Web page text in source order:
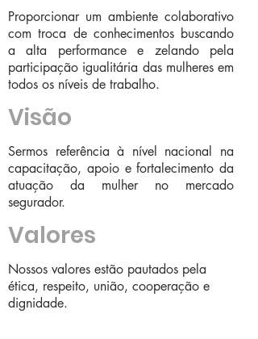
Proporcionar um ambiente colaborativo
com troca de conhecimentos buscando
a alta performance e zelando pela
participação igualitária das mulheres em
todos os níveis de trabalho.
Visão
Sermos referência à nível nacional na
capacitação, apoio e fortalecimento da
atuação da mulher no mercado
segurador.
Valores
Nossos valores estão pautados pela
ética, respeito, união, cooperação e
dignidade.